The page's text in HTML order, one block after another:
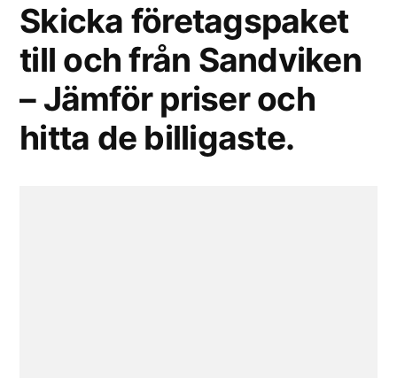
Skicka företagspaket
till och från Sandviken
– Jämför priser och
hitta de billigaste.